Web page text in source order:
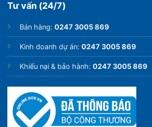
Tư vấn (24/7)
Bán hàng: 0247 3005 869
Kinh doanh dự án: 0247 3005 869
Khiếu nại & bảo hành: 0247 3005 869